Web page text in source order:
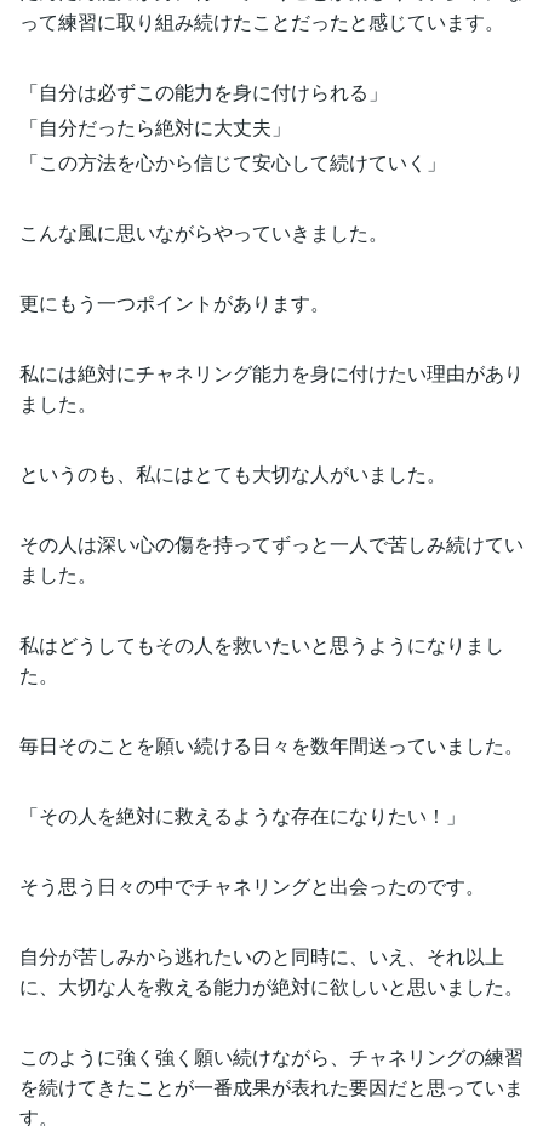
って練習に取り組み続けたことだったと感じています。
「自分は必ずこの能力を身に付けられる」
「自分だったら絶対に大丈夫」
「この方法を心から信じて安心して続けていく」
こんな風に思いながらやっていきました。
更にもう一つポイントがあります。
私には絶対にチャネリング能力を身に付けたい理由があり
ました。
というのも、私にはとても大切な人がいました。
その人は深い心の傷を持ってずっと一人で苦しみ続けてい
ました。
私はどうしてもその人を救いたいと思うようになりまし
た。
毎日そのことを願い続ける日々を数年間送っていました。
「その人を絶対に救えるような存在になりたい！」
そう思う日々の中でチャネリングと出会ったのです。
自分が苦しみから逃れたいのと同時に、いえ、それ以上
に、大切な人を救える能力が絶対に欲しいと思いました。
このように強く強く願い続けながら、チャネリングの練習
を続けてきたことが一番成果が表れた要因だと思っていま
す。